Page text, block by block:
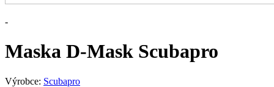
-
Maska D-Mask Scubapro
Výrobce: Scubapro